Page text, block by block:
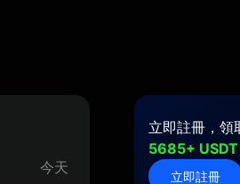
今天
立即註冊，領
5685+ USDT
立即註冊